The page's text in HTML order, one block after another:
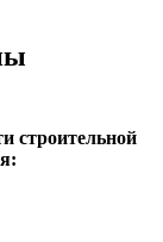
строительной